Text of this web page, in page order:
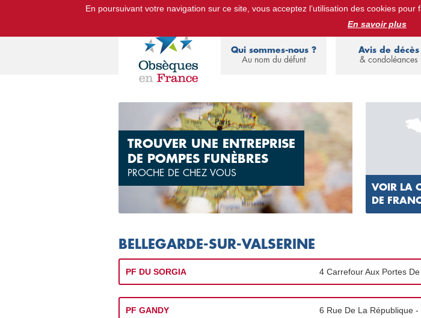
Le Portail d'Informations Obsèques :devis obsèques, assurance
Qui sommes-nous ?
Au nom du défunt
Avis de décès
& condoléances
TROUVER UNE ENTREPRISE
DE POMPES FUNÈBRES
PROCHE DE CHEZ VOUS
VOIR LA
DE
BELLEGARDE-SUR-VALSERINE
PF DU SORGIA 4 Carrefour Aux Portes
PF GANDY 6 Rue De La République -
En poursuivant votre navigation sur ce site, vous acceptez l’utilisation des cookies
En savoir plus